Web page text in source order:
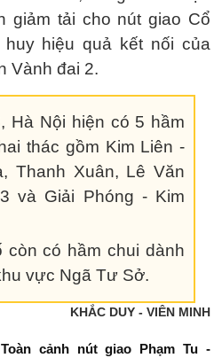
giảm tải cho nút giao Cổ
hiệu quả kết nối của
Vành đai 2.
Hà Nội hiện có 5 hầm
thác gồm Kim Liên -
Thanh Xuân, Lê Văn
và Giải Phóng - Kim
còn có hầm chui dành
vực Ngã Tư Sở.
KHẮC DUY - VIÊN MINH
cảnh nút giao Phạm Tu -